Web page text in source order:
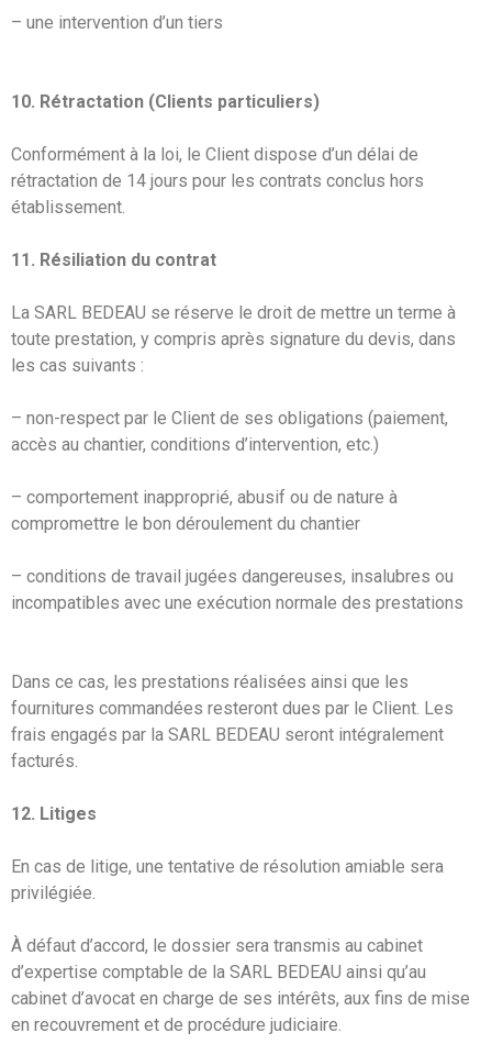
– une intervention d’un tiers
10. Rétractation (Clients particuliers)
Conformément à la loi, le Client dispose d’un délai de
rétractation de 14 jours pour les contrats conclus hors
établissement.
11. Résiliation du contrat
La SARL BEDEAU se réserve le droit de mettre un terme à
toute prestation, y compris après signature du devis, dans
les cas suivants :
– non-respect par le Client de ses obligations (paiement,
accès au chantier, conditions d’intervention, etc.)
– comportement inapproprié, abusif ou de nature à
compromettre le bon déroulement du chantier
– conditions de travail jugées dangereuses, insalubres ou
incompatibles avec une exécution normale des prestations
Dans ce cas, les prestations réalisées ainsi que les
fournitures commandées resteront dues par le Client. Les
frais engagés par la SARL BEDEAU seront intégralement
facturés.
12. Litiges
En cas de litige, une tentative de résolution amiable sera
privilégiée.
À défaut d’accord, le dossier sera transmis au cabinet
d’expertise comptable de la SARL BEDEAU ainsi qu’au
cabinet d’avocat en charge de ses intérêts, aux fins de mise
en recouvrement et de procédure judiciaire.